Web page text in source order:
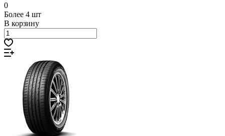
0
Более 4 шт
В корзину